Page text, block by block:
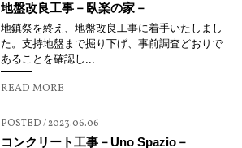
地盤改良工事－臥楽の家－
地鎮祭を終え、地盤改良工事に着手いたしまし
た。支持地盤まで掘り下げ、事前調査どおりで
あることを確認し...
READ MORE
POSTED / 2023.06.06
コンクリート工事－Uno Spazio－